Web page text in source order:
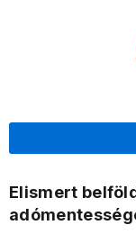
Elismert